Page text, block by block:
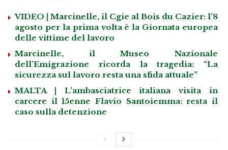
VIDEO | Marcinelle, il Cgie al Bois du Cazier: l’8
agosto per la prima volta è la Giornata europea
delle vittime del lavoro
Marcinelle, il Museo Nazionale
dell’Emigrazione ricorda la tragedia: “La
sicurezza sul lavoro resta una sfida attuale”
MALTA | L’ambasciatrice italiana visita in
carcere il 15enne Flavio Santoiemma: resta il
caso sulla detenzione